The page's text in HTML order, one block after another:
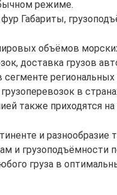
режиме.
Габариты,
объёмов
доставка грузов
сегменте
в
также приходятся
и разнообразие
и грузоподъёмности
груза в